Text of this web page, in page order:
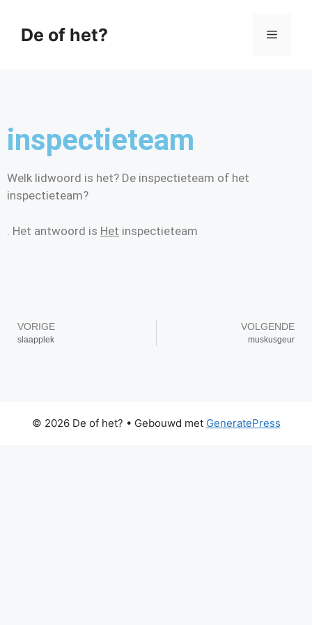
De of het?
inspectieteam
Welk lidwoord is het? De inspectieteam of het
inspectieteam?
. Het antwoord is Het inspectieteam
VORIGE
slaapplek
VOLGENDE
muskusgeur
© 2026 De of het? • Gebouwd met GeneratePress